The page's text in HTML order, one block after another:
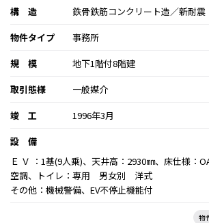
構 造
鉄骨鉄筋コンクリート造／新耐震
物件タイプ
事務所
規 模
地下1階付8階建
取引態様
一般媒介
竣 工
1996年3月
設 備
Ｅ Ｖ ：1基(9人乗)、天井高：2930㎜、床仕様：
空調、トイレ：専用 男女別 洋式
その他：機械警備、EV不停止機能付
物